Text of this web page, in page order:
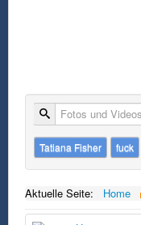
Suche
Tatiana Fisher fuck
Aktuelle Seite: Home